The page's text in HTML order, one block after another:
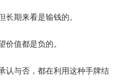
长期来看是输钱的。
价值都是负的。
认与否，都在利用这种手牌结